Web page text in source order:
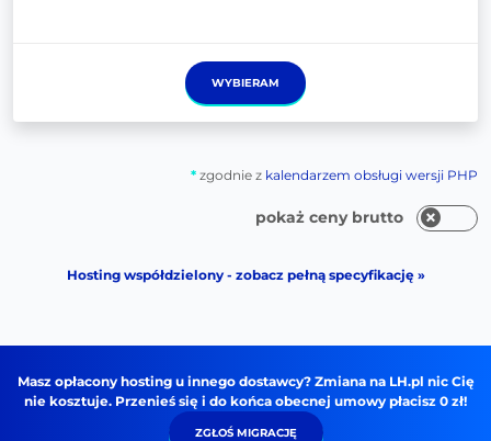
WYBIERAM
* zgodnie z kalendarzem obsługi wersji PHP
pokaż ceny brutto
Hosting współdzielony - zobacz pełną specyfikację »
Masz opłacony hosting u innego dostawcy? Zmiana na LH.pl nic Cię
nie kosztuje. Przenieś się i do końca obecnej umowy płacisz 0 zł!
ZGŁOŚ MIGRACJĘ